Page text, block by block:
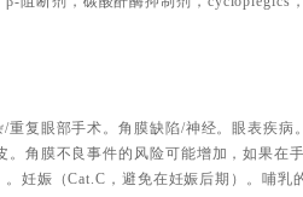
复眼部手术。角膜缺陷/神经。眼表疾病
角膜不良事件的风险可能增加，如果在
妊娠（Cat.C，避免在妊娠后期）。哺乳